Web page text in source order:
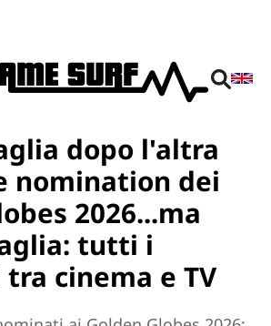
dopo l'altra
nomination dei
2026...ma
tutti i
cinema e TV